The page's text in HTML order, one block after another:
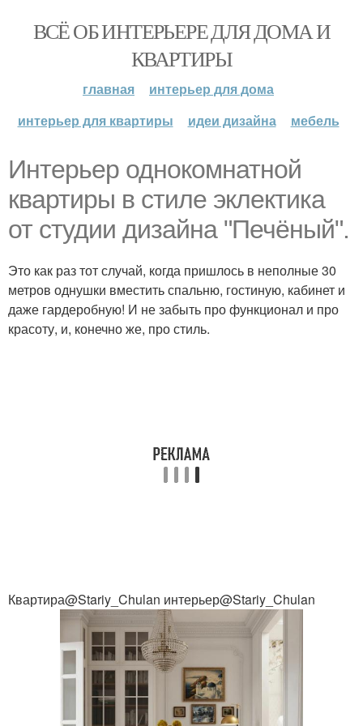
ВСЁ ОБ ИНТЕРЬЕРЕ ДЛЯ ДОМА И
КВАРТИРЫ
главная
интерьер для дома
интерьер для квартиры
идеи дизайна мебель
Интерьер однокомнатной
квартиры в стиле эклектика
от студии дизайна "Печёный".
Это как раз тот случай, когда пришлось в неполные 30
метров однушки вместить спальню, гостиную, кабинет и
даже гардеробную! И не забыть про функционал и про
красоту, и, конечно же, про стиль.
Квартира@Stariy_Chulan интерьер@Stariy_Chulan